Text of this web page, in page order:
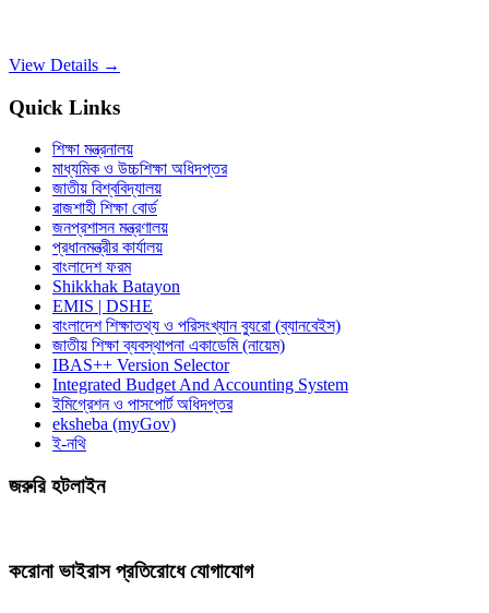
View Details →
Quick Links
শিক্ষা মন্ত্রনালয়
মাধ্যমিক ও উচ্চশিক্ষা অধিদপ্তর
জাতীয় বিশ্ববিদ্যালয়
রাজশাহী শিক্ষা বোর্ড
জনপ্রশাসন মন্ত্রণালয়
প্রধানমন্ত্রীর কার্যালয়
বাংলাদেশ ফরম
Shikkhak Batayon
EMIS | DSHE
বাংলাদেশ শিক্ষাতথ্য ও পরিসংখ্যান ব্যুরো (ব্যানবেইস)
জাতীয় শিক্ষা ব্যবস্থাপনা একাডেমি (নায়েম)
IBAS++ Version Selector
Integrated Budget And Accounting System
ইমিগ্রেশন ও পাসপোর্ট অধিদপ্তর
eksheba (myGov)
ই-নথি
জরুরি হটলাইন
করোনা ভাইরাস প্রতিরোধে যোগাযোগ